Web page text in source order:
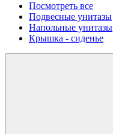
Посмотреть все
Подвесные унитазы
Напольные унитазы
Крышка - сиденье